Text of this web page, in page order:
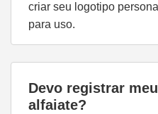
criar seu logotipo
para uso.
Devo registrar
alfaiate?